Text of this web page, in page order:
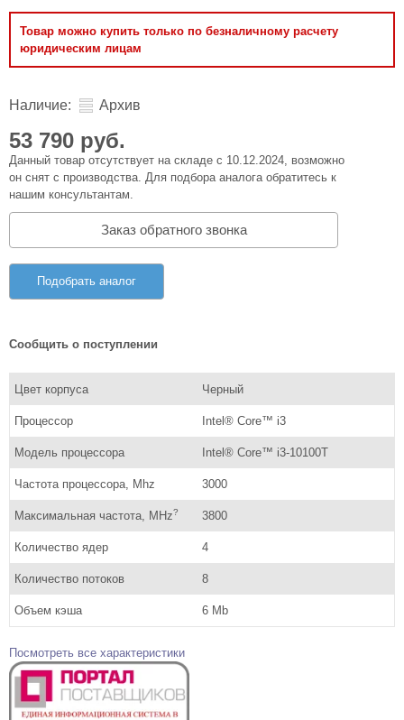
Товар можно купить только по безналичному расчету
юридическим лицам
Наличие: Архив
53 790 руб.
Данный товар отсутствует на складе с 10.12.2024, возможно
он снят с производства. Для подбора аналога обратитесь к
нашим консультантам.
Заказ обратного звонка
Подобрать аналог
Сообщить о поступлении
Цвет корпуса Черный
Процессор Intel® Core™ i3
Модель процессора Intel® Core™ i3-10100T
Частота процессора, Mhz 3000
Максимальная частота, MHz? 3800
Количество ядер 4
Количество потоков 8
Объем кэша 6 Mb
Посмотреть все характеристики